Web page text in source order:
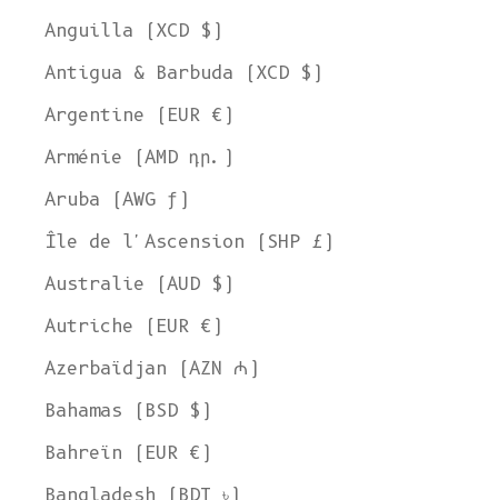
Anguilla (XCD $)
Antigua & Barbuda (XCD $)
Argentine (EUR €)
Arménie (AMD դր.)
Aruba (AWG ƒ)
Île de l'Ascension (SHP £)
Australie (AUD $)
Autriche (EUR €)
Azerbaïdjan (AZN ₼)
Bahamas (BSD $)
Bahreïn (EUR €)
Bangladesh (BDT ৳)